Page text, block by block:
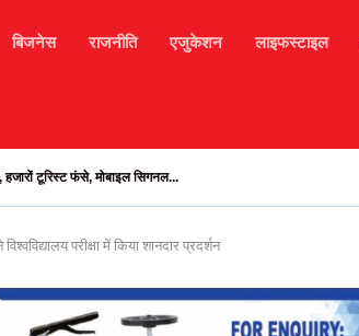
बिजनेस राजनीति एजुकेशन लाइफस्टाइल
हजारों टूरिस्ट फंसे, मोबाइल सिगनल...
परीक्षा में किया शानदार प्रदर्शन